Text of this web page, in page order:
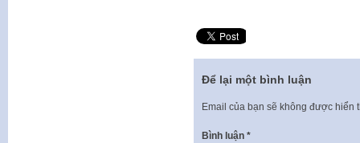
Để lại một bình luận
Email của bạn sẽ không được hiển
Bình luận *